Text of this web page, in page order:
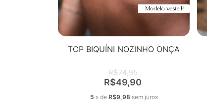
TOP BIQUÍNI NOZINHO ONÇA
R$74,95
R$49,90
5 x de R$9,98 sem juros